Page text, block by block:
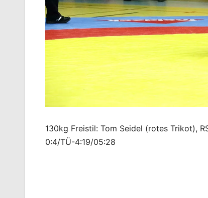
130kg Freistil: Tom Seidel (rotes Trikot),
0:4/TÜ-4:19/05:28